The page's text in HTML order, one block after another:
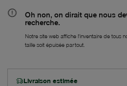
Oh non, on dirait que nous
recherche.
Notre site web affiche l'inventaire de tous
taille soit épuisée partout.
Livraison estimée